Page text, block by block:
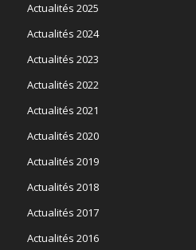
Actualités 2025
Actualités 2024
Actualités 2023
Actualités 2022
Actualités 2021
Actualités 2020
Actualités 2019
Actualités 2018
Actualités 2017
Actualités 2016